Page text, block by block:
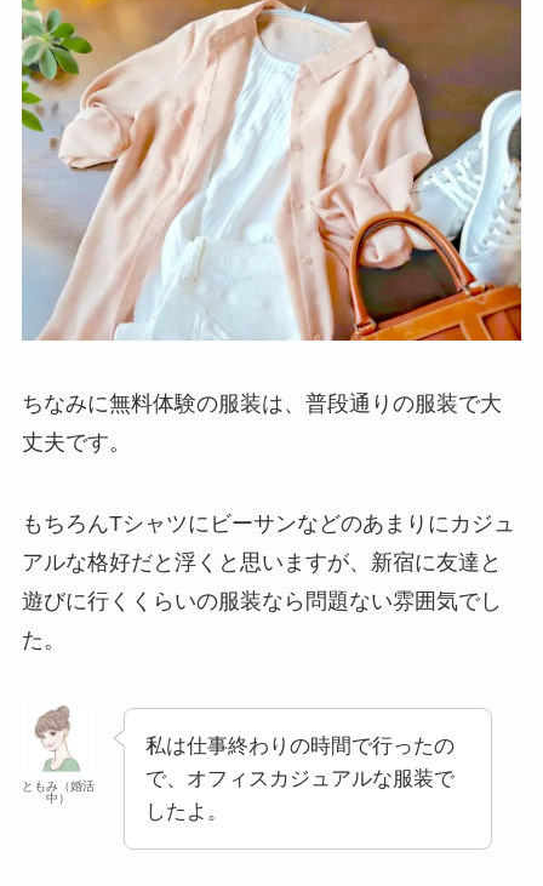
ちなみに無料体験の服装は、普段通りの服装で大
丈夫です。
もちろんTシャツにビーサンなどのあまりにカジュ
アルな格好だと浮くと思いますが、新宿に友達と
遊びに行くくらいの服装なら問題ない雰囲気でし
た。
ともみ（婚活
中）
私は仕事終わりの時間で行ったの
で、オフィスカジュアルな服装で
したよ。